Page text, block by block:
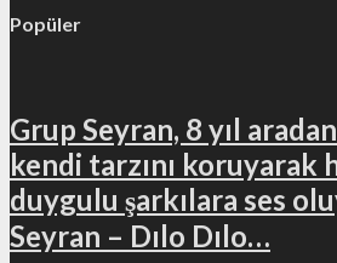
Popüler
Grup Seyran, 8 yıl
kendi tarzını koruyarak
duygulu şarkılara ses
Seyran – Dılo Dılo…